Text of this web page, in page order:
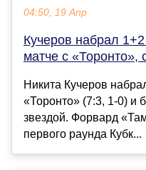
04:50, 19 Апр
Кучеров набрал
матче с «Торонто»,
Никита Кучеров
«Торонто» (7:3, 1-0) и
звездой. Форвард
первого раунда Кубк...